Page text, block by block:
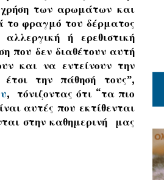
των αρωμάτων και
το φραγμό του δέρματος
ή ερεθιστική
που δεν διαθέτουν αυτή
και να εντείνουν την
την πάθησή τους”,
, τόνιζοντας ότι “τα πιο
αυτές που εκτίθενται
στην καθημερινή μας